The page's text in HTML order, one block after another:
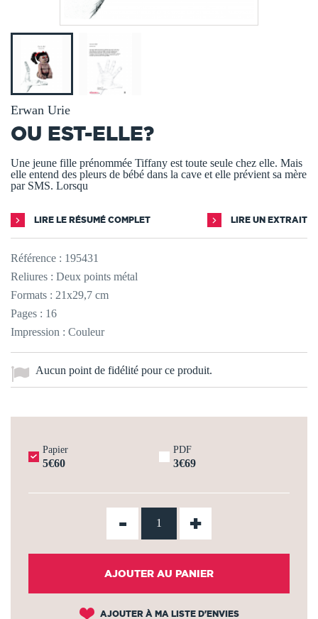
Erwan Urie
OU EST-ELLE?
Une jeune fille prénommée Tiffany est toute seule chez elle. Mais
elle entend des pleurs de bébé dans la cave et elle prévient sa mère
par SMS. Lorsqu
LIRE LE RÉSUMÉ COMPLET LIRE UN EXTRAIT
Référence : 195431
Reliures : Deux points métal
Formats : 21x29,7 cm
Pages : 16
Impression : Couleur
Aucun point de fidélité pour ce produit.
Papier
5€60
PDF
3€69
- +
AJOUTER AU PANIER
AJOUTER À MA LISTE D'ENVIES